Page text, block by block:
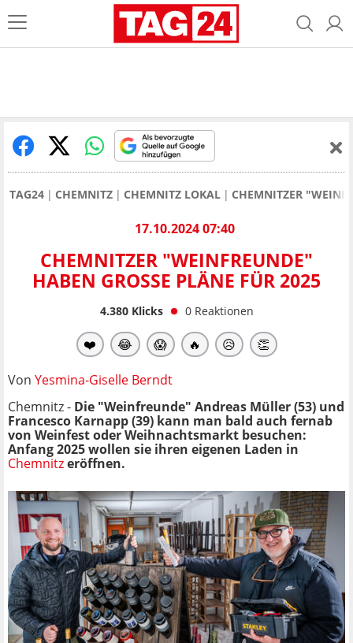
TAG24 CHEMNITZ CHEMNITZ LOKAL CHEMNITZER
17.10.2024 07:40
CHEMNITZER "WEINFREUNDE"
HABEN GROSSE PLÄNE FÜR 2025
4.380Klicks 0 Reaktionen
❤️ 😂 😱 🔥 😥 👏
Von Yesmina-Giselle Berndt
Chemnitz - Die "Weinfreunde" Andreas Müller (53) und
Francesco Karnapp (39) kann man bald auch fernab
von Weinfest oder Weihnachtsmarkt besuchen:
Anfang 2025 wollen sie ihren eigenen Laden in
Chemnitzeröffnen.